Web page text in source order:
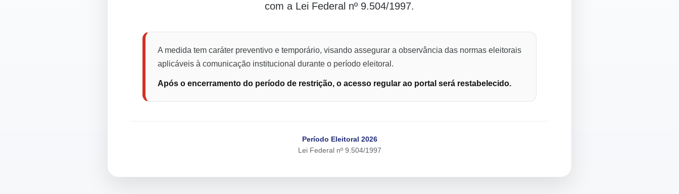
com a Lei Federal nº 9.504/1997.
A medida tem caráter preventivo e temporário, visando assegurar a observância das normas eleitorais
aplicáveis à comunicação institucional durante o período eleitoral.
Após o encerramento do período de restrição, o acesso regular ao portal será restabelecido.
Período Eleitoral 2026
Lei Federal nº 9.504/1997